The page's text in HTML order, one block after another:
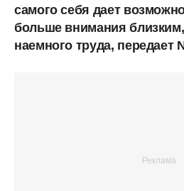
самого себя дает
больше внимания
наемного труда, передает